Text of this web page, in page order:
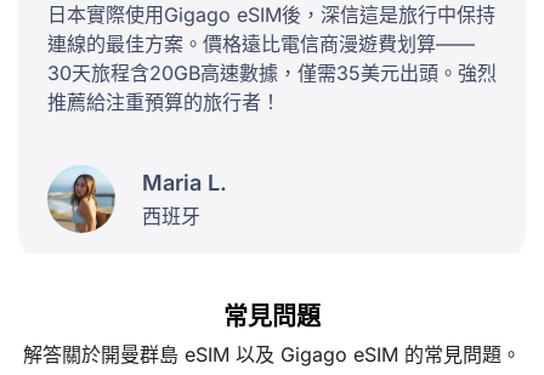
日本實際使用Gigago eSIM後，深信這是旅行中保持
連線的最佳方案。價格遠比電信商漫遊費划算——
30天旅程含20GB高速數據，僅需35美元出頭。強烈
推薦給注重預算的旅行者！
Maria L.
西班牙
常見問題
解答關於開曼群島 eSIM 以及 Gigago eSIM 的常見問題。